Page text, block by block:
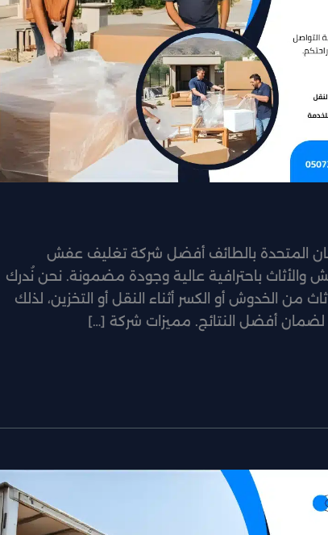
المتحدة بالطائف أفضل شركة تغليف عفش
والأثاث باحترافية عالية وجودة مضمونة. نحن نُدرك
من الخدوش أو الكسر أثناء النقل أو التخزين، لذلك
أفضل النتائج. مميزات شركة […]